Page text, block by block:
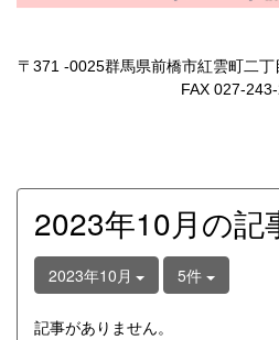
〒371 -0025群馬県前橋市紅雲町二
FAX 027-
2023年10月の記
2023年10月 5件
記事がありません。